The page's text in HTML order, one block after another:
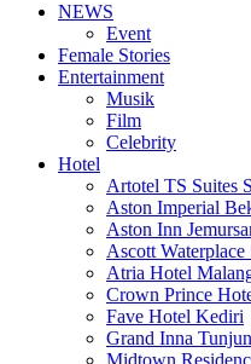
NEWS
Event
Female Stories
Entertainment
Musik
Film
Celebrity
Hotel
Artotel TS Suites
Aston Imperial
Aston Inn
Ascott Waterplace
Atria Hotel
Crown Prince
Fave Hotel Kediri
Grand Inna
Midtown